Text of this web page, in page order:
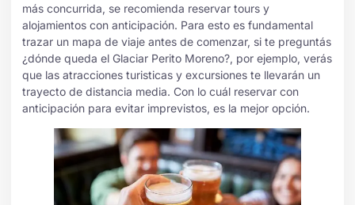
más concurrida, se recomienda reservar tours y
alojamientos con anticipación. Para esto es fundamental
trazar un mapa de viaje antes de comenzar, si te preguntás
¿dónde queda el Glaciar Perito Moreno?, por ejemplo, verás
que las atracciones turisticas y excursiones te llevarán un
trayecto de distancia media. Con lo cuál reservar con
anticipación para evitar imprevistos, es la mejor opción.